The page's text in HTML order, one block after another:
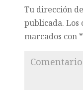
Tu dirección
publicada. Los
marcados con *